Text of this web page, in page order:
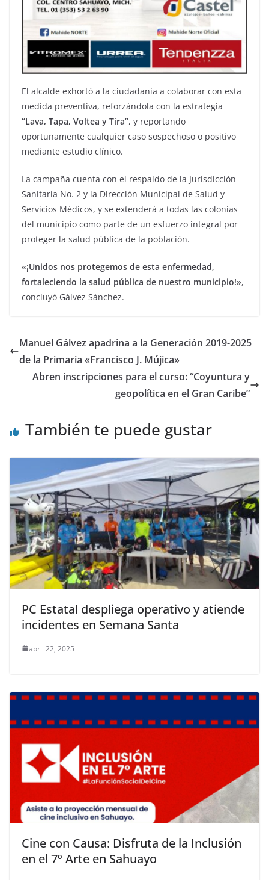
El alcalde exhortó a la ciudadanía a colaborar con esta
medida preventiva, reforzándola con la estrategia
“Lava, Tapa, Voltea y Tira”, y reportando
oportunamente cualquier caso sospechoso o positivo
mediante estudio clínico.
La campaña cuenta con el respaldo de la Jurisdicción
Sanitaria No. 2 y la Dirección Municipal de Salud y
Servicios Médicos, y se extenderá a todas las colonias
del municipio como parte de un esfuerzo integral por
proteger la salud pública de la población.
«¡Unidos nos protegemos de esta enfermedad,
fortaleciendo la salud pública de nuestro municipio!»,
concluyó Gálvez Sánchez.
Manuel Gálvez apadrina a la Generación 2019-2025
de la Primaria «Francisco J. Mújica»
Abren inscripciones para el curso: “Coyuntura y
geopolítica en el Gran Caribe”
También te puede gustar
PC Estatal despliega operativo y atiende
incidentes en Semana Santa
abril 22, 2025
Cine con Causa: Disfruta de la Inclusión
en el 7º Arte en Sahuayo